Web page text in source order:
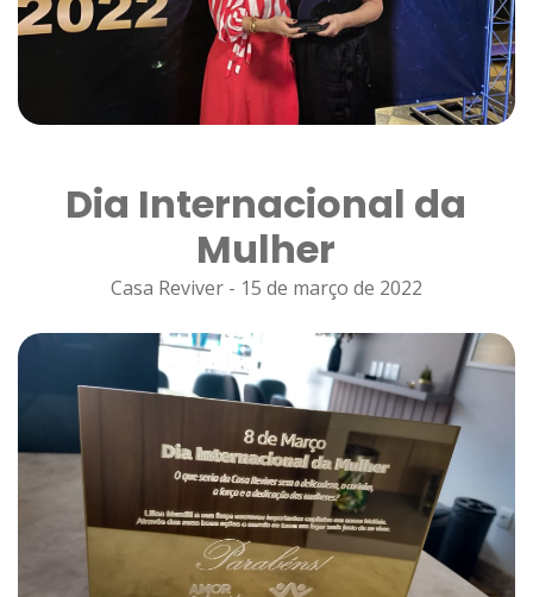
Dia Internacional da
Mulher
Casa Reviver - 15 de março de 2022